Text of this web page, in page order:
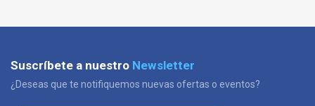
Suscríbete a nuestro Newsletter
¿Deseas que te notifiquemos nuevas ofertas o eventos?